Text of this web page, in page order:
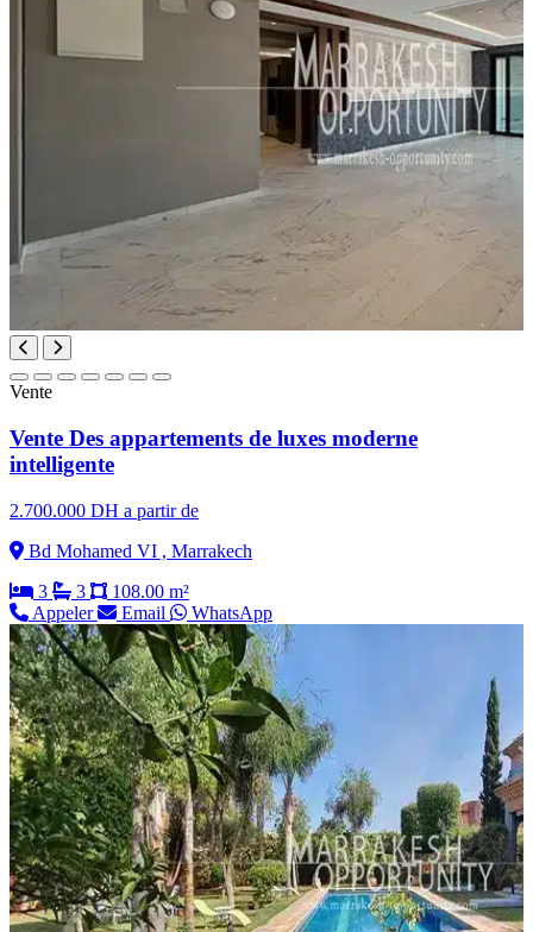
Vente
Vente Des appartements de luxes moderne
intelligente
2.700.000 DH a partir de
Bd Mohamed VI , Marrakech
3
3
108.00 m²
Appeler
Email WhatsApp